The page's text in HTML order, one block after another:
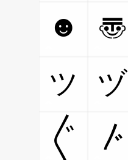
☻
〠
ツ
ヅ
〲
〴